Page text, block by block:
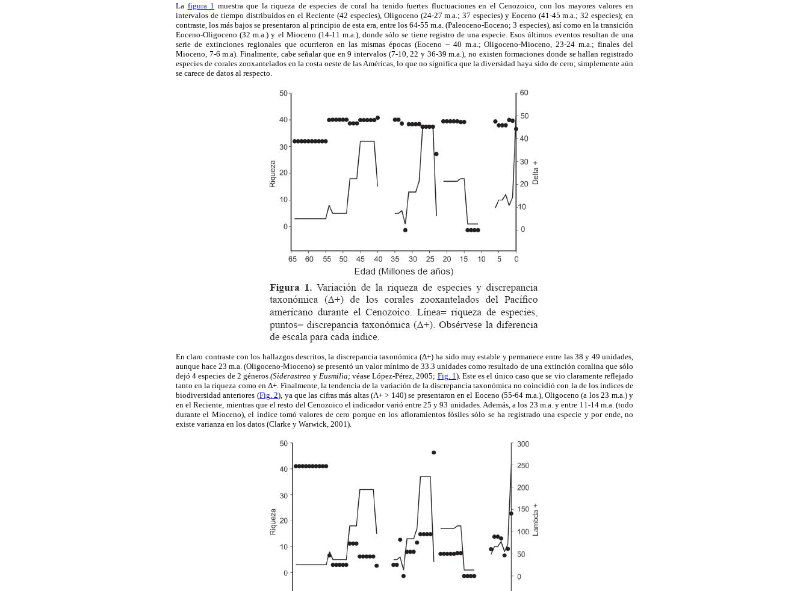
La figura 1 muestra que la riqueza de especies de coral ha tenido fuertes fluctuaciones en el Cenozoico, con los mayores valores en
intervalos de tiempo distribuidos en el Reciente (42 especies), Oligoceno (24-27 m.a.; 37 especies) y Eoceno (41-45 m.a.; 32 especies); en
contraste, los más bajos se presentaron al principio de esta era, entre los 64-55 m.a. (Paleoceno-Eoceno; 3 especies), así como en la transición
Eoceno-Oligoceno (32 m.a.) y el Mioceno (14-11 m.a.), donde sólo se tiene registro de una especie. Esos últimos eventos resultan de una
serie de extinciones regionales que ocurrieron en las mismas épocas (Eoceno ~ 40 m.a.; Oligoceno-Mioceno, 23-24 m.a.; finales del
Mioceno, 7-6 m.a). Finalmente, cabe señalar que en 9 intervalos (7-10, 22 y 36-39 m.a.), no existen formaciones donde se hallan registrado
especies de corales zooxantelados en la costa oeste de las Américas, lo que no significa que la diversidad haya sido de cero; simplemente aún
se carece de datos al respecto.
En claro contraste con los hallazgos descritos, la discrepancia taxonómica (Δ+) ha sido muy estable y permanece entre las 38 y 49 unidades,
aunque hace 23 m.a. (Oligoceno-Mioceno) se presentó un valor mínimo de 33.3 unidades como resultado de una extinción coralina que sólo
dejó 4 especies de 2 géneros(Siderastrea y Eusmilia;véase López-Pérez, 2005; Fig. 1). Este es el único caso que se vio claramente reflejado
tanto en la riqueza como en Δ+. Finalmente, la tendencia de la variación de la discrepancia taxonómica no coincidió con la de los índices de
biodiversidad anteriores (Fig. 2), ya que las cifras más altas (Λ+ > 140) se presentaron en el Eoceno (55-64 m.a.), Oligoceno (a los 23 m.a.) y
en el Reciente, mientras que el resto del Cenozoico el indicador varió entre 25 y 93 unidades. Además, a los 23 m.a. y entre 11-14 m.a. (todo
durante el Mioceno), el índice tomó valores de cero porque en los afloramientos fósiles sólo se ha registrado una especie y por ende, no
existe varianza en los datos (Clarke y Warwick, 2001).